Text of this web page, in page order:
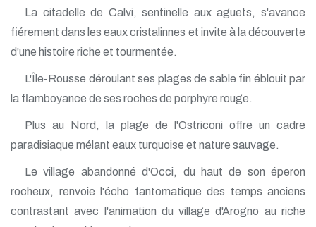
La citadelle de Calvi, sentinelle aux aguets, s'avance
fiérement dans les eaux cristalinnes et invite à la découverte
d'une histoire riche et tourmentée.
L'Île-Rousse déroulant ses plages de sable fin éblouit par
la flamboyance de ses roches de porphyre rouge.
Plus au Nord, la plage de l'Ostriconi offre un cadre
paradisiaque mélant eaux turquoise et nature sauvage.
Le village abandonné d'Occi, du haut de son éperon
rocheux, renvoie l'écho fantomatique des temps anciens
contrastant avec l'animation du village d'Arogno au riche